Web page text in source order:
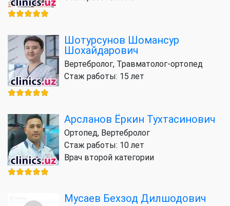
Шотурсунов Шомансур
Шохайдарович
Вертебролог, Травматолог-ортопед
Стаж работы: 15 лет
Арсланов Ёркин Тухтасинович
Ортопед, Вертебролог
Стаж работы: 10 лет
Врач второй категории
Мусаев Бехзод Дилшодович